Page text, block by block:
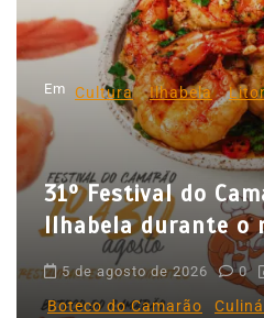
o
d
e
P
s
Em Cultura Ilhabela
31º Festival do
Ilhabela durante o
5 de agosto de 2026 0
Boteco do Camarão